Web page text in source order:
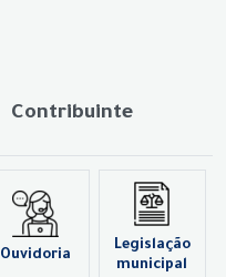
Contribuinte
Ouvidoria
Legislação
municipal